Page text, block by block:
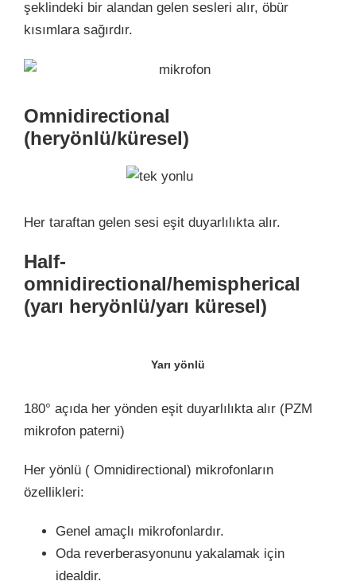
şeklindeki bir alandan gelen sesleri alır, öbür
kısımlara sağırdır.
Omnidirectional
(heryönlü/küresel)
Her taraftan gelen sesi eşit duyarlılıkta alır.
Half-
omnidirectional/hemispherical
(yarı heryönlü/yarı küresel)
Yarı yönlü
180° açıda her yönden eşit duyarlılıkta alır (PZM
mikrofon paterni)
Her yönlü ( Omnidirectional) mikrofonların
özellikleri:
Genel amaçlı mikrofonlardır.
Oda reverberasyonunu yakalamak için
idealdir.